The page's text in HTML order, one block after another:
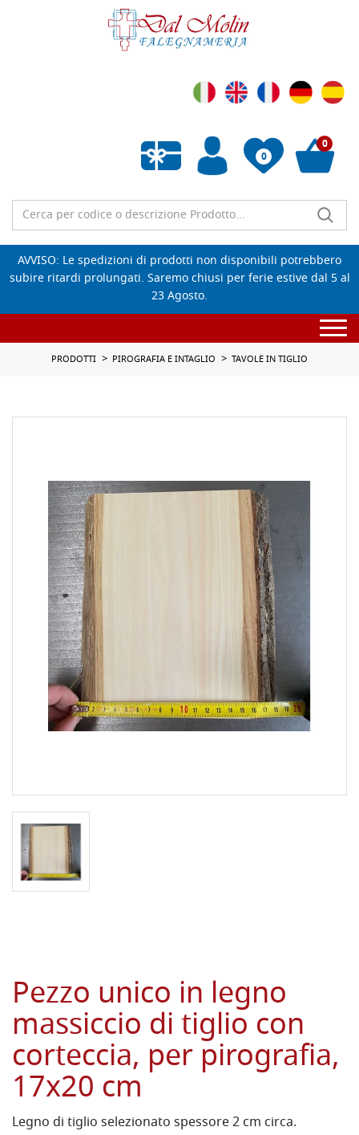
0
Wishlist vuota
0
AVVISO: Le spedizioni di prodotti non disponibili potrebbero
subire ritardi prolungati. Saremo chiusi per ferie estive dal 5 al
23 Agosto.
PRODOTTI PIROGRAFIA E INTAGLIO TAVOLE IN TIGLIO
Pezzo unico in legno
massiccio di tiglio con
corteccia, per pirografia,
17x20 cm
Legno di tiglio selezionato spessore 2 cm circa.